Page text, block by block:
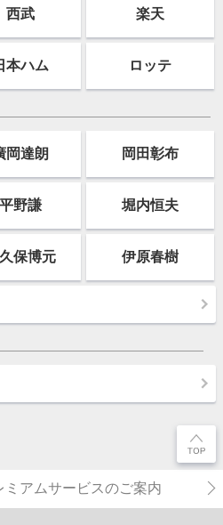
西武 楽天
本ハム ロッテ
岡達朗 岡田彰布
平野謙 堀内恒夫
保博元 伊原春樹
ミアムサービスのご案内